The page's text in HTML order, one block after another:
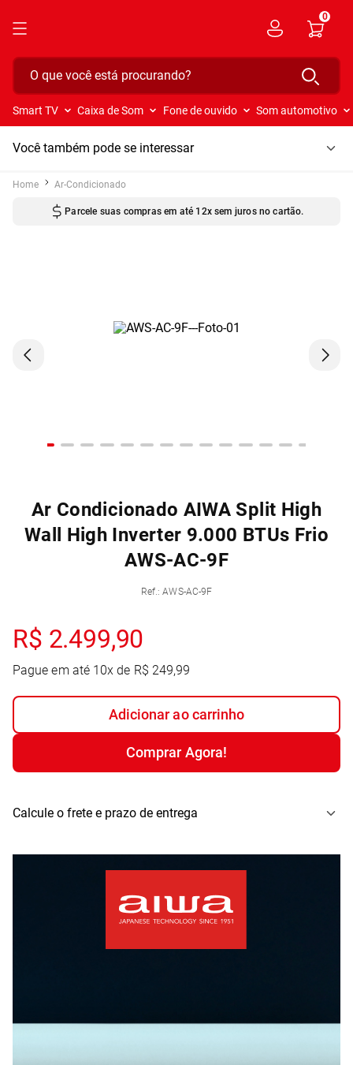
0
O que você está procurando?
Smart TV Caixa de Som Fone de ouvido Som automotivo
Você também pode se interessar
Ar-Condicionado
Parcele suas compras em até 12x sem juros no cartão.
Ar Condicionado AIWA Split High
Wall High Inverter 9.000 BTUs Frio
AWS-AC-9F
Ref.:AWS-AC-9F
R$ 2.499,90
Pague em até 10x de R$ 249,99
Adicionar ao carrinho
Comprar Agora!
Calcule o frete e prazo de entrega